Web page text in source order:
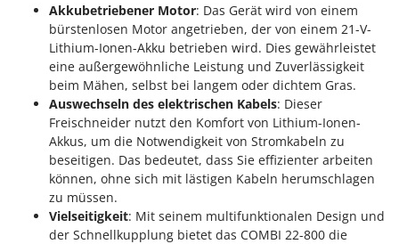
Mähroboter
Maisentkörnungsmaschinen
Manuelle Heckenscheren
Mehrzweck-Sauggeräte
Minibacköfen
Motorhacken - Gartenfräsen
Motorspritzen
Mulcher für Traktor
Fama Industrie
Famag
Famur
FARMER
FBC
Ferrari Group
Ferroni
Ferrua
FIAC
Akkubetriebener Motor: Das Gerät wird von einem
bürstenlosen Motor angetrieben, der von einem 21-V-
Lithium-Ionen-Akku betrieben wird. Dies gewährleistet
eine außergewöhnliche Leistung und Zuverlässigkeit
beim Mähen, selbst bei langem oder dichtem Gras.
Auswechseln des elektrischen Kabels: Dieser
Freischneider nutzt den Komfort von Lithium-Ionen-
Akkus, um die Notwendigkeit von Stromkabeln zu
beseitigen. Das bedeutet, dass Sie effizienter arbeiten
können, ohne sich mit lästigen Kabeln herumschlagen
zu müssen.
Vielseitigkeit: Mit seinem multifunktionalen Design und
der Schnellkupplung bietet das COMBI 22-800 die